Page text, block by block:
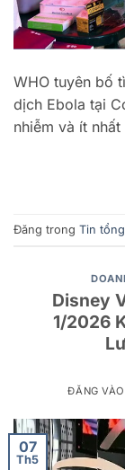
WHO tuyên bố
dịch Ebola tại
nhiễm và ít
Đăng trong Tin
Disney
1/2026
ĐĂNG
07
Th5